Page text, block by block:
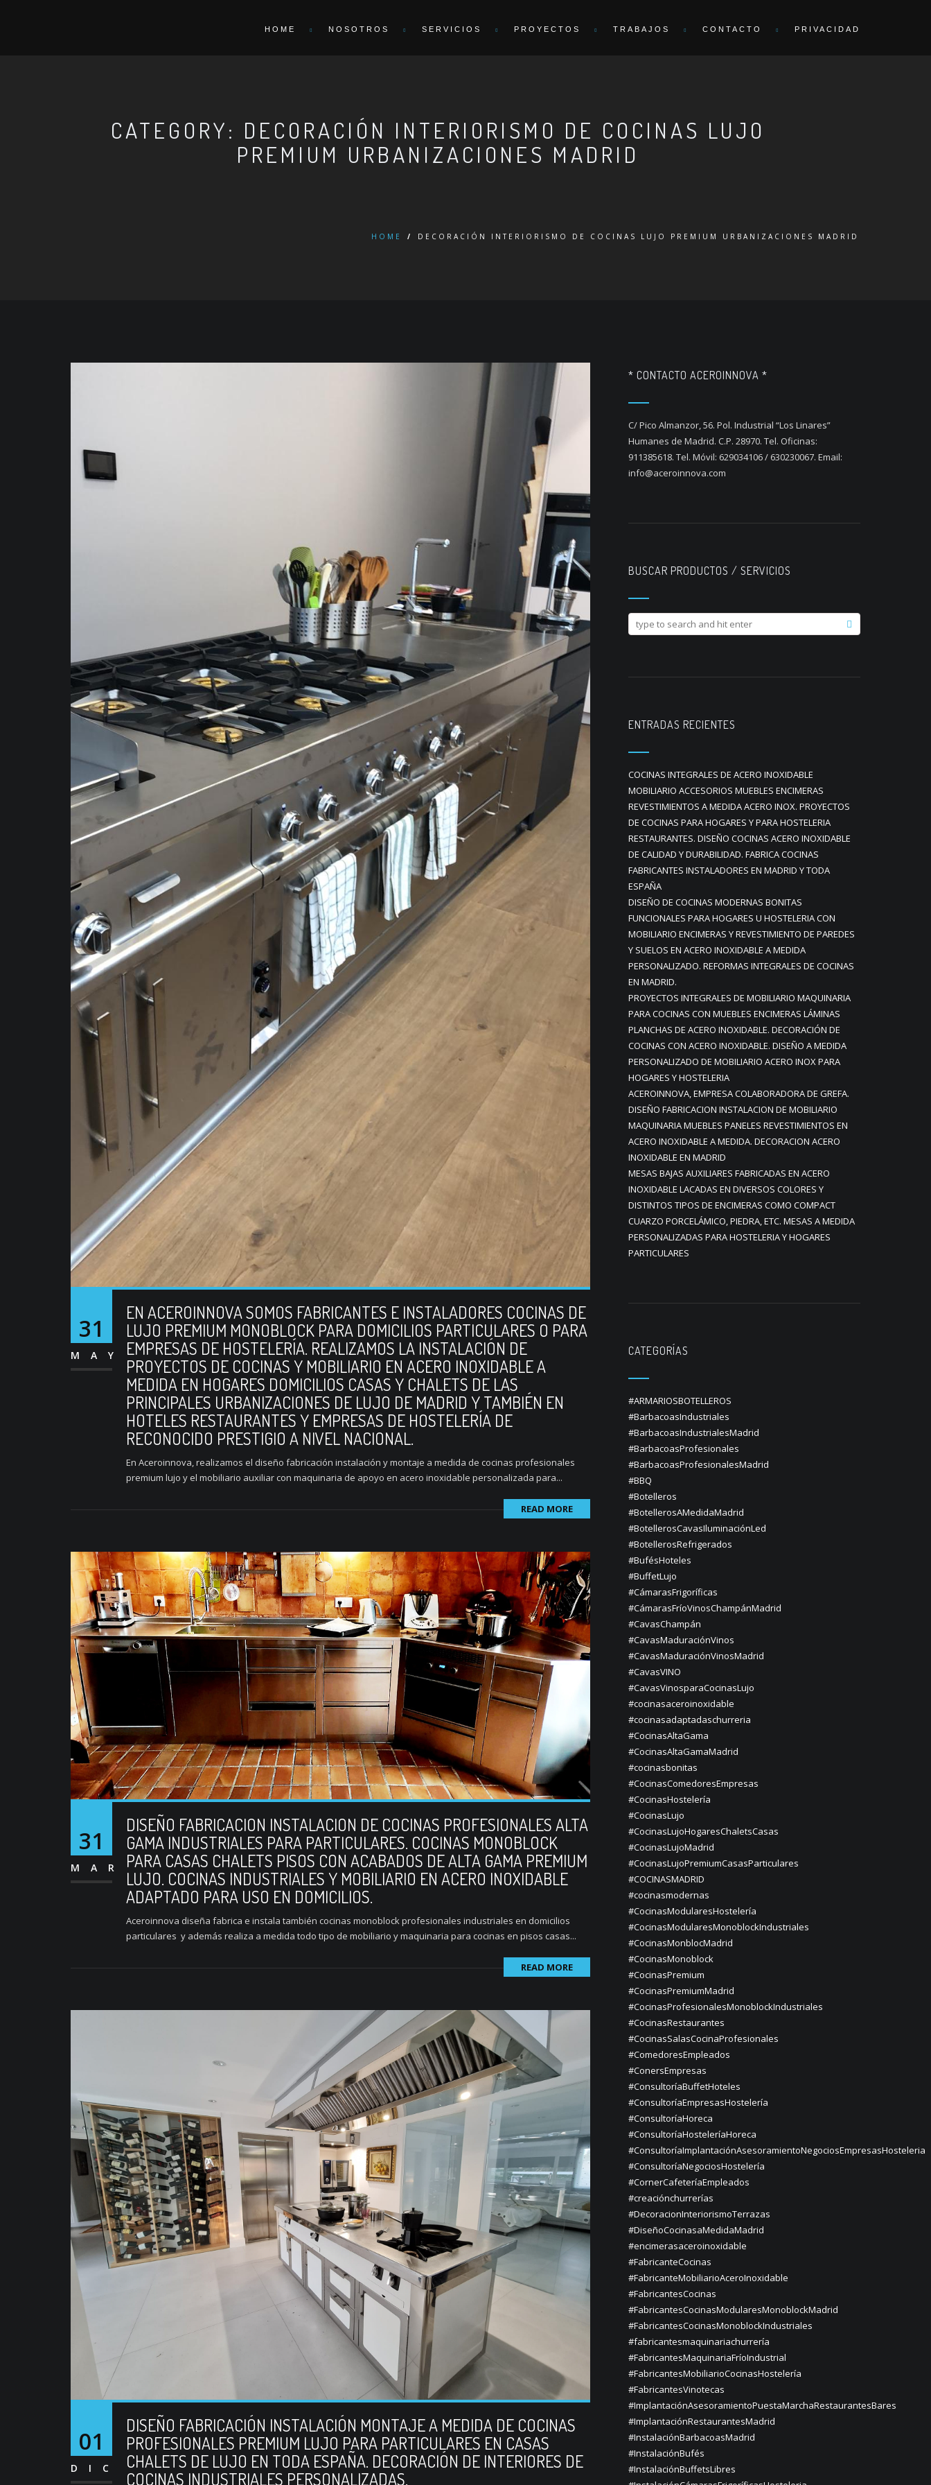
HOME NOSOTROS SERVICIOS PROYECTOS TRABAJOS CONTACTO PRIVACIDAD
CATEGORY: DECORACIÓN INTERIORISMO DE COCINAS LUJO
PREMIUM URBANIZACIONES MADRID
HOME / DECORACIÓN INTERIORISMO DE COCINAS LUJO PREMIUM URBANIZACIONES MADRID
31
MAY
EN ACEROINNOVA SOMOS FABRICANTES E INSTALADORES COCINAS DE
LUJO PREMIUM MONOBLOCK PARA DOMICILIOS PARTICULARES O PARA
EMPRESAS DE HOSTELERÍA. REALIZAMOS LA INSTALACIÓN DE
PROYECTOS DE COCINAS Y MOBILIARIO EN ACERO INOXIDABLE A
MEDIDA EN HOGARES DOMICILIOS CASAS Y CHALETS DE LAS
PRINCIPALES URBANIZACIONES DE LUJO DE MADRID Y TAMBIÉN EN
HOTELES RESTAURANTES Y EMPRESAS DE HOSTELERÍA DE
RECONOCIDO PRESTIGIO A NIVEL NACIONAL.
En Aceroinnova, realizamos el diseño fabricación instalación y montaje a medida de cocinas profesionales
premium lujo y el mobiliario auxiliar con maquinaria de apoyo en acero inoxidable personalizada para...
READ MORE
31
MAR
DISEÑO FABRICACION INSTALACION DE COCINAS PROFESIONALES ALTA
GAMA INDUSTRIALES PARA PARTICULARES. COCINAS MONOBLOCK
PARA CASAS CHALETS PISOS CON ACABADOS DE ALTA GAMA PREMIUM
LUJO. COCINAS INDUSTRIALES Y MOBILIARIO EN ACERO INOXIDABLE
ADAPTADO PARA USO EN DOMICILIOS.
Aceroinnova diseña fabrica e instala también cocinas monoblock profesionales industriales en domicilios
particulares y además realiza a medida todo tipo de mobiliario y maquinaria para cocinas en pisos casas...
READ MORE
01
DIC
DISEÑO FABRICACIÓN INSTALACIÓN MONTAJE A MEDIDA DE COCINAS
PROFESIONALES PREMIUM LUJO PARA PARTICULARES EN CASAS
CHALETS DE LUJO EN TODA ESPAÑA. DECORACIÓN DE INTERIORES DE
COCINAS INDUSTRIALES PERSONALIZADAS.
* CONTACTO ACEROINNOVA *
C/ Pico Almanzor, 56. Pol. Industrial “Los Linares”
Humanes de Madrid. C.P. 28970. Tel. Oficinas:
911385618. Tel. Móvil: 629034106 / 630230067. Email:
info@aceroinnova.com
BUSCAR PRODUCTOS / SERVICIOS
ENTRADAS RECIENTES
COCINAS INTEGRALES DE ACERO INOXIDABLE
MOBILIARIO ACCESORIOS MUEBLES ENCIMERAS
REVESTIMIENTOS A MEDIDA ACERO INOX. PROYECTOS
DE COCINAS PARA HOGARES Y PARA HOSTELERIA
RESTAURANTES. DISEÑO COCINAS ACERO INOXIDABLE
DE CALIDAD Y DURABILIDAD. FABRICA COCINAS
FABRICANTES INSTALADORES EN MADRID Y TODA
ESPAÑA
DISEÑO DE COCINAS MODERNAS BONITAS
FUNCIONALES PARA HOGARES U HOSTELERIA CON
MOBILIARIO ENCIMERAS Y REVESTIMIENTO DE PAREDES
Y SUELOS EN ACERO INOXIDABLE A MEDIDA
PERSONALIZADO. REFORMAS INTEGRALES DE COCINAS
EN MADRID.
PROYECTOS INTEGRALES DE MOBILIARIO MAQUINARIA
PARA COCINAS CON MUEBLES ENCIMERAS LÁMINAS
PLANCHAS DE ACERO INOXIDABLE. DECORACIÓN DE
COCINAS CON ACERO INOXIDABLE. DISEÑO A MEDIDA
PERSONALIZADO DE MOBILIARIO ACERO INOX PARA
HOGARES Y HOSTELERIA
ACEROINNOVA, EMPRESA COLABORADORA DE GREFA.
DISEÑO FABRICACION INSTALACION DE MOBILIARIO
MAQUINARIA MUEBLES PANELES REVESTIMIENTOS EN
ACERO INOXIDABLE A MEDIDA. DECORACION ACERO
INOXIDABLE EN MADRID
MESAS BAJAS AUXILIARES FABRICADAS EN ACERO
INOXIDABLE LACADAS EN DIVERSOS COLORES Y
DISTINTOS TIPOS DE ENCIMERAS COMO COMPACT
CUARZO PORCELÁMICO, PIEDRA, ETC. MESAS A MEDIDA
PERSONALIZADAS PARA HOSTELERIA Y HOGARES
PARTICULARES
CATEGORÍAS
#ARMARIOSBOTELLEROS
#BarbacoasIndustriales
#BarbacoasIndustrialesMadrid
#BarbacoasProfesionales
#BarbacoasProfesionalesMadrid
#BBQ
#Botelleros
#BotellerosAMedidaMadrid
#BotellerosCavasIluminaciónLed
#BotellerosRefrigerados
#BufésHoteles
#BuffetLujo
#CámarasFrigoríficas
#CámarasFríoVinosChampánMadrid
#CavasChampán
#CavasMaduraciónVinos
#CavasMaduraciónVinosMadrid
#CavasVINO
#CavasVinosparaCocinasLujo
#cocinasaceroinoxidable
#cocinasadaptadaschurreria
#CocinasAltaGama
#CocinasAltaGamaMadrid
#cocinasbonitas
#CocinasComedoresEmpresas
#CocinasHostelería
#CocinasLujo
#CocinasLujoHogaresChaletsCasas
#CocinasLujoMadrid
#CocinasLujoPremiumCasasParticulares
#COCINASMADRID
#cocinasmodernas
#CocinasModularesHostelería
#CocinasModularesMonoblockIndustriales
#CocinasMonblocMadrid
#CocinasMonoblock
#CocinasPremium
#CocinasPremiumMadrid
#CocinasProfesionalesMonoblockIndustriales
#CocinasRestaurantes
#CocinasSalasCocinaProfesionales
#ComedoresEmpleados
#ConersEmpresas
#ConsultoríaBuffetHoteles
#ConsultoríaEmpresasHostelería
#ConsultoríaHoreca
#ConsultoríaHosteleríaHoreca
#ConsultoríaImplantaciónAsesoramientoNegociosEmpresasHosteleria
#ConsultoríaNegociosHostelería
#CornerCafeteríaEmpleados
#creaciónchurrerías
#DecoracionInteriorismoTerrazas
#DiseñoCocinasaMedidaMadrid
#encimerasaceroinoxidable
#FabricanteCocinas
#FabricanteMobiliarioAceroInoxidable
#FabricantesCocinas
#FabricantesCocinasModularesMonoblockMadrid
#FabricantesCocinasMonoblockIndustriales
#fabricantesmaquinariachurrería
#FabricantesMaquinariaFríoIndustrial
#FabricantesMobiliarioCocinasHostelería
#FabricantesVinotecas
#ImplantaciónAsesoramientoPuestaMarchaRestaurantesBares
#ImplantaciónRestaurantesMadrid
#InstalaciónBarbacoasMadrid
#InstalaciónBufés
#InstalaciónBuffetsLibres